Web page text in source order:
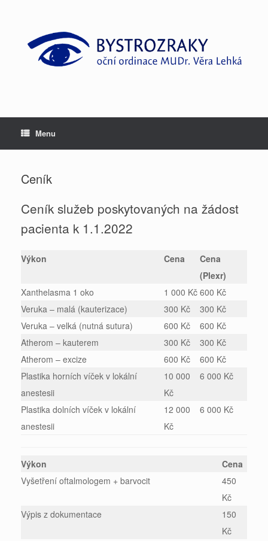
Menu
Ceník
Ceník služeb poskytovaných na žádost
pacienta k 1.1.2022
Výkon Cena
Cena
(Plexr)
Xanthelasma 1 oko
1 000 Kč 600 Kč
Veruka – malá (kauterizace)
300 Kč
300 Kč
Veruka – velká (nutná sutura)
600 Kč
600 Kč
Atherom – kauterem
300 Kč
300 Kč
Atherom – excize
600 Kč
600 Kč
Plastika horních víček v lokální
anestesii
10 000
Kč
6 000 Kč
Plastika dolních víček v lokální
anestesii
12 000
Kč
6 000 Kč
Výkon
Cena
Vyšetření oftalmologem + barvocit
450
Kč
Výpis z dokumentace
150
Kč